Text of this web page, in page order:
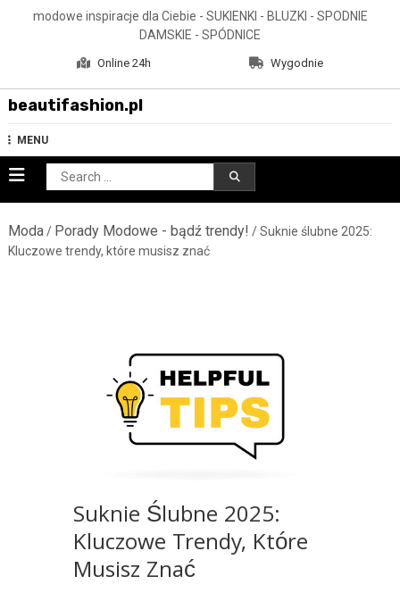
modowe inspiracje dla Ciebie - SUKIENKI - BLUZKI - SPODNIE
DAMSKIE - SPÓDNICE
Online 24h Wygodnie
beautifashion.pl
MENU
Search
for:
Moda/ Porady Modowe - bądź trendy! / Suknie ślubne 2025:
Kluczowe trendy, które musisz znać
Suknie Ślubne 2025:
Kluczowe Trendy, Które
Musisz Znać